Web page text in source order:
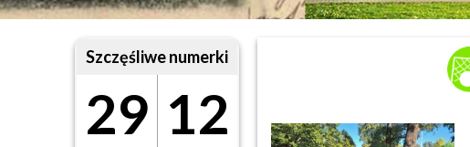
Szczęśliwe numerki
29 12